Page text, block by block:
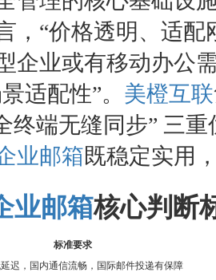
，“价格透明、适
企业或有移动办公
适配性”。 美橙互联
终端无缝同步” 三
业邮箱既稳定实用
业邮箱核心判断
标准要求
迟，国内通信流畅，国际邮件投递有保障